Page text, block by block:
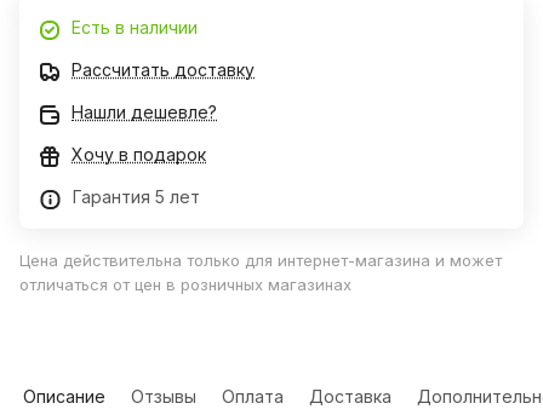
Есть в наличии
Рассчитать доставку
Нашли дешевле?
Хочу в подарок
Гарантия 5 лет
Цена действительна только для интернет-магазина и может
отличаться от цен в розничных магазинах
Описание Отзывы Оплата Доставка